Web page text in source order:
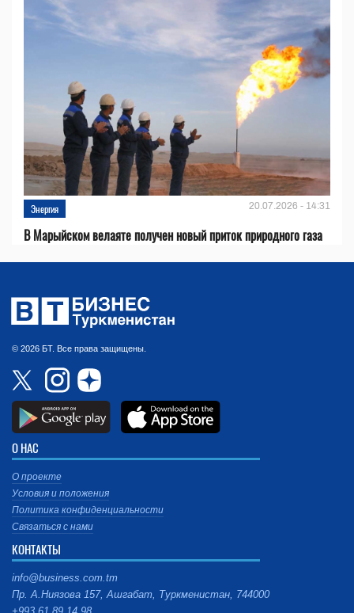
Энергия 20.07.2026 - 14:31
В Марыйском велаяте получен новый приток природного газа
© 2026 БТ. Все права защищены.
О НАС
О проекте
Условия и положения
Политика конфиденциальности
Связаться с нами
КОНТАКТЫ
info@business.com.tm
Пр. А.Ниязова 157, Ашгабат, Туркменистан, 744000